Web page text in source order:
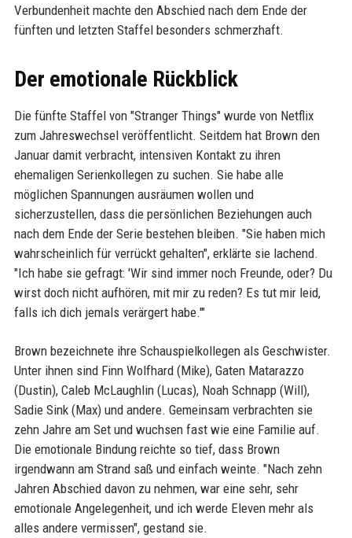
Verbundenheit machte den Abschied nach dem Ende der
fünften und letzten Staffel besonders schmerzhaft.
Der emotionale Rückblick
Die fünfte Staffel von "Stranger Things" wurde von Netflix
zum Jahreswechsel veröffentlicht. Seitdem hat Brown den
Januar damit verbracht, intensiven Kontakt zu ihren
ehemaligen Serienkollegen zu suchen. Sie habe alle
möglichen Spannungen ausräumen wollen und
sicherzustellen, dass die persönlichen Beziehungen auch
nach dem Ende der Serie bestehen bleiben. "Sie haben mich
wahrscheinlich für verrückt gehalten", erklärte sie lachend.
"Ich habe sie gefragt: 'Wir sind immer noch Freunde, oder? Du
wirst doch nicht aufhören, mit mir zu reden? Es tut mir leid,
falls ich dich jemals verärgert habe.'"
Brown bezeichnete ihre Schauspielkollegen als Geschwister.
Unter ihnen sind Finn Wolfhard (Mike), Gaten Matarazzo
(Dustin), Caleb McLaughlin (Lucas), Noah Schnapp (Will),
Sadie Sink (Max) und andere. Gemeinsam verbrachten sie
zehn Jahre am Set und wuchsen fast wie eine Familie auf.
Die emotionale Bindung reichte so tief, dass Brown
irgendwann am Strand saß und einfach weinte. "Nach zehn
Jahren Abschied davon zu nehmen, war eine sehr, sehr
emotionale Angelegenheit, und ich werde Eleven mehr als
alles andere vermissen", gestand sie.